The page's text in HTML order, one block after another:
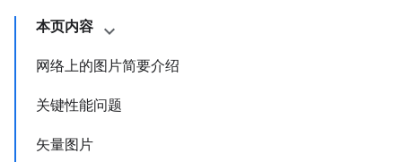
本页内容
网络上的图片简要介绍
关键性能问题
矢量图片